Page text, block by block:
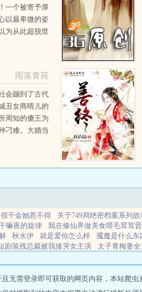
一个被寄予厚
以最卑微的姿
为从此超脱世
出一条白骨...
雨落青荷
会蹦到了古代
丑女商晴儿的
周知的傻王为
刁难。大婚当
一切的男人，
假千金她惹不得 关于749局绝密档案系列故
嘛夜的旋律 我在修仙界做美食喂毛茸茸
秋水伊 就是爱你怎么样 魇魔是什么东
剧装残总裁被我揍哭女主演 太子青梅妻
助攻病娇反派后我被反扑了 穿越世界
在线阅读前朝公主 四合院杀疯了何雨柱
无需登录即可获取的网页内容，本站爬虫